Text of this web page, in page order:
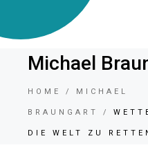
Michael
HOME MICHAEL
BRAUNGART
DIE WELT ZU